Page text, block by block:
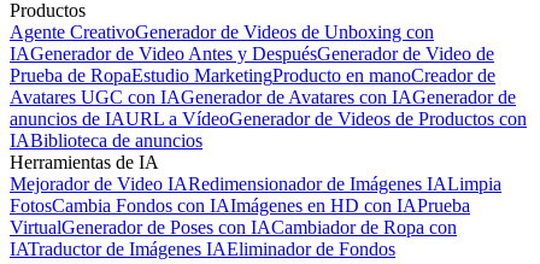
Productos
Agente CreativoGenerador de Videos de Unboxing con
IAGenerador de Video Antes y DespuésGenerador de Video de
Prueba de RopaEstudio MarketingProducto en manoCreador de
Avatares UGC con IAGenerador de Avatares con IAGenerador de
anuncios de IAURL a VídeoGenerador de Videos de Productos con
IABiblioteca de anuncios
Herramientas de IA
Mejorador de Video IARedimensionador de Imágenes IALimpia
FotosCambia Fondos con IAImágenes en HD con IAPrueba
VirtualGenerador de Poses con IACambiador de Ropa con
IATraductor de Imágenes IAEliminador de Fondos